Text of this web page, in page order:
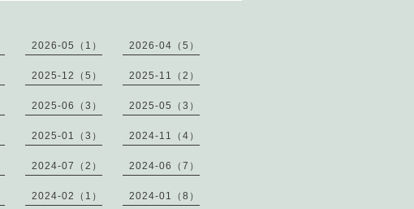
2026-05（1） 2026-04（5）
2025-12（5） 2025-11（2）
2025-06（3） 2025-05（3）
2025-01（3） 2024-11（4）
2024-07（2） 2024-06（7）
2024-02（1） 2024-01（8）